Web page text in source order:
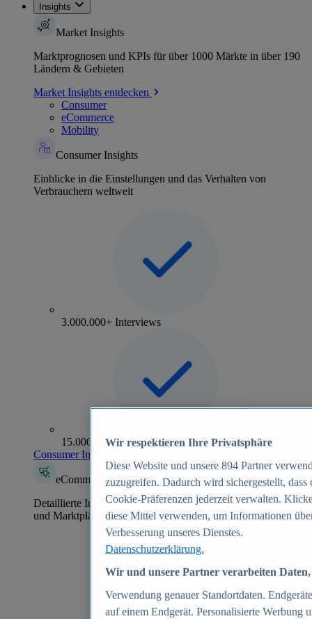
Insights
Market Insights
Marktprognosen und KPIs für über 1000 Märkte in über 190
Ländern & Gebieten
Market Insights entdecken
Consumer
eCommerce
Mobility
Consumer Insights
Einblicke in die Einstellungen und das Verhalten von
Verbrauchern weltweit
3.000.000+ Interviews
15.000+ Marken
Consumer Insights entdecken
eCommerce Insights
Detaillierte Informationen zu mehr als 39.000 Online-Shops
und Marktplätzen
Wir respektieren Ihre Privatsphäre
Diese Website und unsere 894 Partner
zuzugreifen. Dadurch wird sichergestellt,
Cookie-Präferenzen jederzeit verwalten.
diese Mittel verwenden, um Informationen
Verbesserung unseres Dienstes.
Datenschutzerklärung.
Wir und unsere Partner verarbeiten
Verwendung genauer Standortdaten.
auf einem Endgerät. Personalisierte Werbung